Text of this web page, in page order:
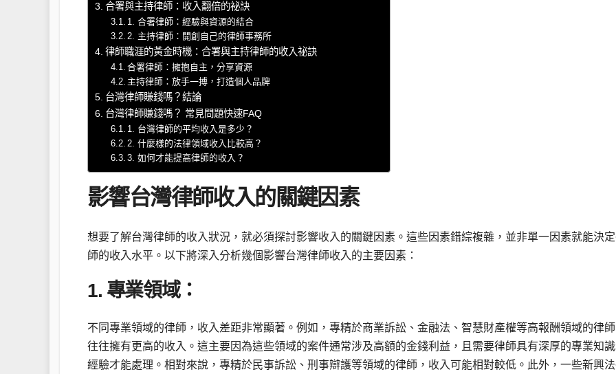
合署與主持律師：收入翻倍的祕訣
1. 合署律師：經驗與資源的結合
2. 主持律師：開創自己的律師事務所
律師職涯的黃金時機：合署與主持律師的收入祕訣
合署律師：擁抱自主，分享資源
主持律師：放手一搏，打造個人品牌
台灣律師賺錢嗎？結論
台灣律師賺錢嗎？ 常見問題快速FAQ
1. 台灣律師的平均收入是多少？
2. 什麼樣的法律領域收入比較高？
3. 如何才能提高律師的收入？
影響台灣律師收入的關鍵因素
想要了解台灣律師的收入狀況，就必須探討影響收入的關鍵因素。這些因素錯綜複雜，並非單一因素就能決
師的收入水平。以下將深入分析幾個影響台灣律師收入的主要因素：
1. 專業領域：
不同專業領域的律師，收入差距非常顯著。例如，專精於商業訴訟、金融法、智慧財產權等高報酬領域的律師
往往擁有更高的收入。這主要因為這些領域的案件通常涉及高額的金錢利益，且需要律師具有深厚的專業知識
經驗才能處理。相對來說，專精於民事訴訟、刑事辯護等領域的律師，收入可能相對較低。此外，一些新興